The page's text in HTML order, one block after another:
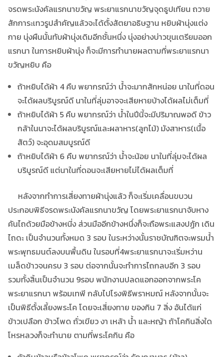
จรดพระนังคัลแรกนาขวัญ พระยาแรกนาขวัญจุดธูปเทียน ถวาย
สักการะเทวรูปสำคัญแล้วจะได้ตั้งสัตยาอธิษฐาน หยิบผ้านุ่งแต่ง
กาย นุ่งผืนนั้นทับผ้านุ่งเดิมอีกชั้นหนึ่ง นุ่งอย่างบ่าวขุนเตรียมออก
แรกนา ในการหยิบผ้านุ่ง ก็จะมีการทำนายผลตามที่พระยาแรกนา
ขวัญหยิบ คือ
ถ้าหยิบได้ผ้า 4 คืบ พยากรณ์ว่า น้ำจะมากสักหน่อย นาในที่ดอน
จะได้ผลบริบูรณ์ดี นาในที่ลุ่มอาจจะเสียหายบ้างได้ผลไม่เต็มที่
ถ้าหยิบได้ผ้า 5 คืบ พยากรณ์ว่า น้ำในปีนี้จะมีปริมาณพอดี ข้าว
กล้าในนาจะได้ผลบริบูรณ์และผลาหาร(ลูกไม้) มังสาหาร(เนื้อ
สัตว์) จะอุดมสมบูรณ์ดี
ถ้าหยิบได้ผ้า 6 คืบ พยากรณ์ว่า น้ำจะน้อย นาในที่ลุ่มจะได้ผล
บริบูรณ์ดี แต่นาในที่ดอนจะเสียหายไม่ได้ผลเต็มที่
หลังจากทำการเสี่ยงทายผ้านุ่งแล้ว ก็จะเริ่มเคลื่อนขบวน
ประกอบพิธีจรดพระนังคัลแรกนาขวัญ โดยพระยาแรกนาจับหาง
คันไถด้วยมือข้างหนี่ง ส่วนมืออีกข้างหนึ่งก็จะถือพระแสงปฏัก เดิน
ไถดะ เป็นจำนวนทั้งหมด 3 รอบ ในระหว่างนั้นราชบัณฑิตจะพรมน้ำ
พระพุทธมนต์ลงบนพื้นดิน ในรอบที่4พระยาแรกนาจะเริ่มหว่าน
เมล็ดข้าวจนครบ 3 รอบ ต่อจากนั้นจะทำการไถกลบอีก 3 รอบ
รวมทั้งสิ้นเป็นจำนวน 9รอบ พนักงานปลดแอกออกจากพระโค
พระยาแรกนา พร้อมเทพี กลับไปโรงพิธีพราหมณ์ หลังจากนั้นจะ
เป็นพิธีตั้งเลี้ยงพระโค โดยจะเสี่ยงทาย ของกิน 7 สิ่ง อันได้แก่
ข้าวเปลือก ข้าวโพด ถั่วเขียว งา เหล้า น้ำ และหญ้า ถ้าโคกินสิ่งใด
โหรหลวงก็จะทำนาย ตามที่พระโคกิน คือ